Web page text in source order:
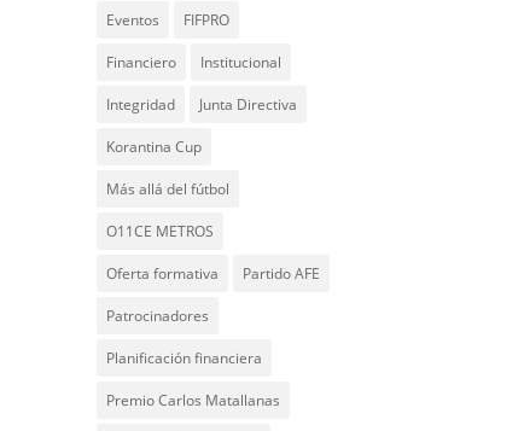
Eventos FIFPRO
Financiero Institucional
Integridad Junta Directiva
Korantina Cup
Más allá del fútbol
O11CE METROS
Oferta formativa Partido AFE
Patrocinadores
Planificación financiera
Premio Carlos Matallanas